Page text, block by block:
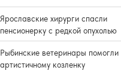
Ярославские хирурги спасли
пенсионерку с редкой опухолью
Рыбинские ветеринары помогли
артистичному козленку